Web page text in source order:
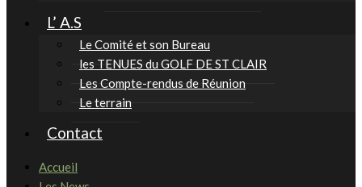
L’ A.S
Le Comité et son Bureau
les TENUES du GOLF DE ST CLAIR
Les Compte-rendus de Réunion
Le terrain
Contact
Accueil